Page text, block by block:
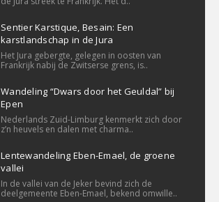
Sentier Karstique, Besain: Een
karstlandschap in de Jura
Het Jura gebergte, gelegen in oosten van
Frankrijk nabij de Zwitserse grens, is..
Wandeling “Dwars door het Geuldal” bij
Epen
Nederlands Zuid-Limburg kenmerkt zich door
z’n heuvels en dalen met charma..
Lentewandeling Eben-Emael, de groene
vallei
In de vallei van de Jeker bevind zich de
deelgemeente Eben-Emael, bekend omwille..